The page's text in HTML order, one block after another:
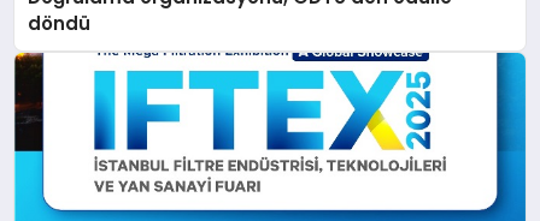
döndü